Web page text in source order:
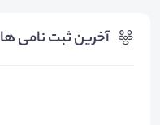
آخرین ثبت نامی ها